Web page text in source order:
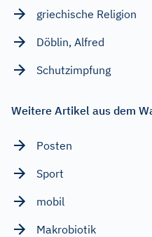
griechische Religion
Döblin, Alfred
Schutzimpfung
Weitere Artikel aus dem
Posten
Sport
mobil
Makrobiotik